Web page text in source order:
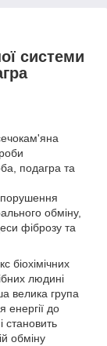
системи
подагра та
порушення
обміну,
фіброзу та
біохімічних
людині
велика група
енергії до
становить
обміну